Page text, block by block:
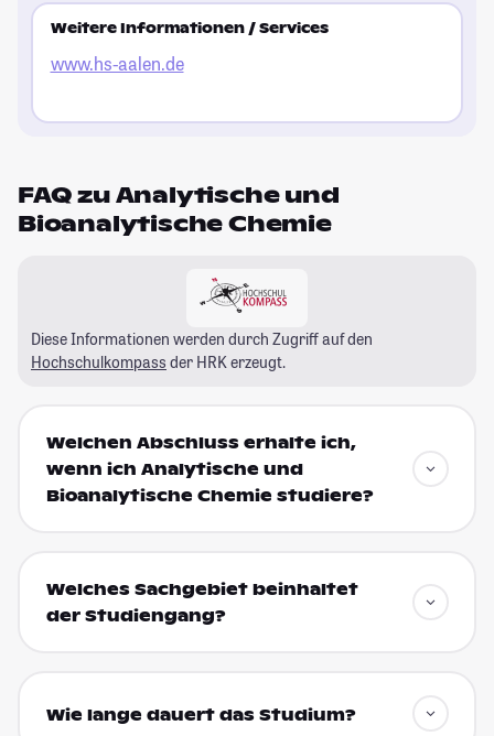
Weitere Informationen / Services
www.hs-aalen.de
FAQ zu Analytische und
Bioanalytische Chemie
Diese Informationen werden durch Zugriff auf den
Hochschulkompass der HRK erzeugt.
Welchen Abschluss erhalte ich,
wenn ich Analytische und
Bioanalytische Chemie studiere?
Welches Sachgebiet beinhaltet
der Studiengang?
Wie lange dauert das Studium?